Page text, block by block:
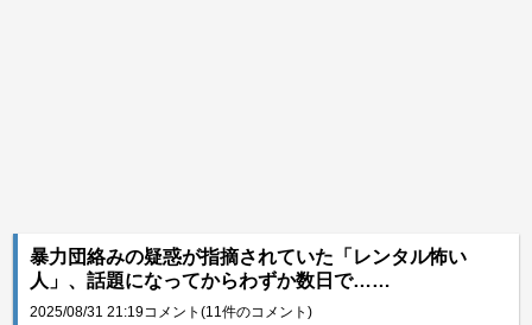
暴力団絡みの疑惑が指摘されていた「レンタル怖い
人」、話題になってからわずか数日で……
2025/08/31 21:19コメント(11件のコメント)